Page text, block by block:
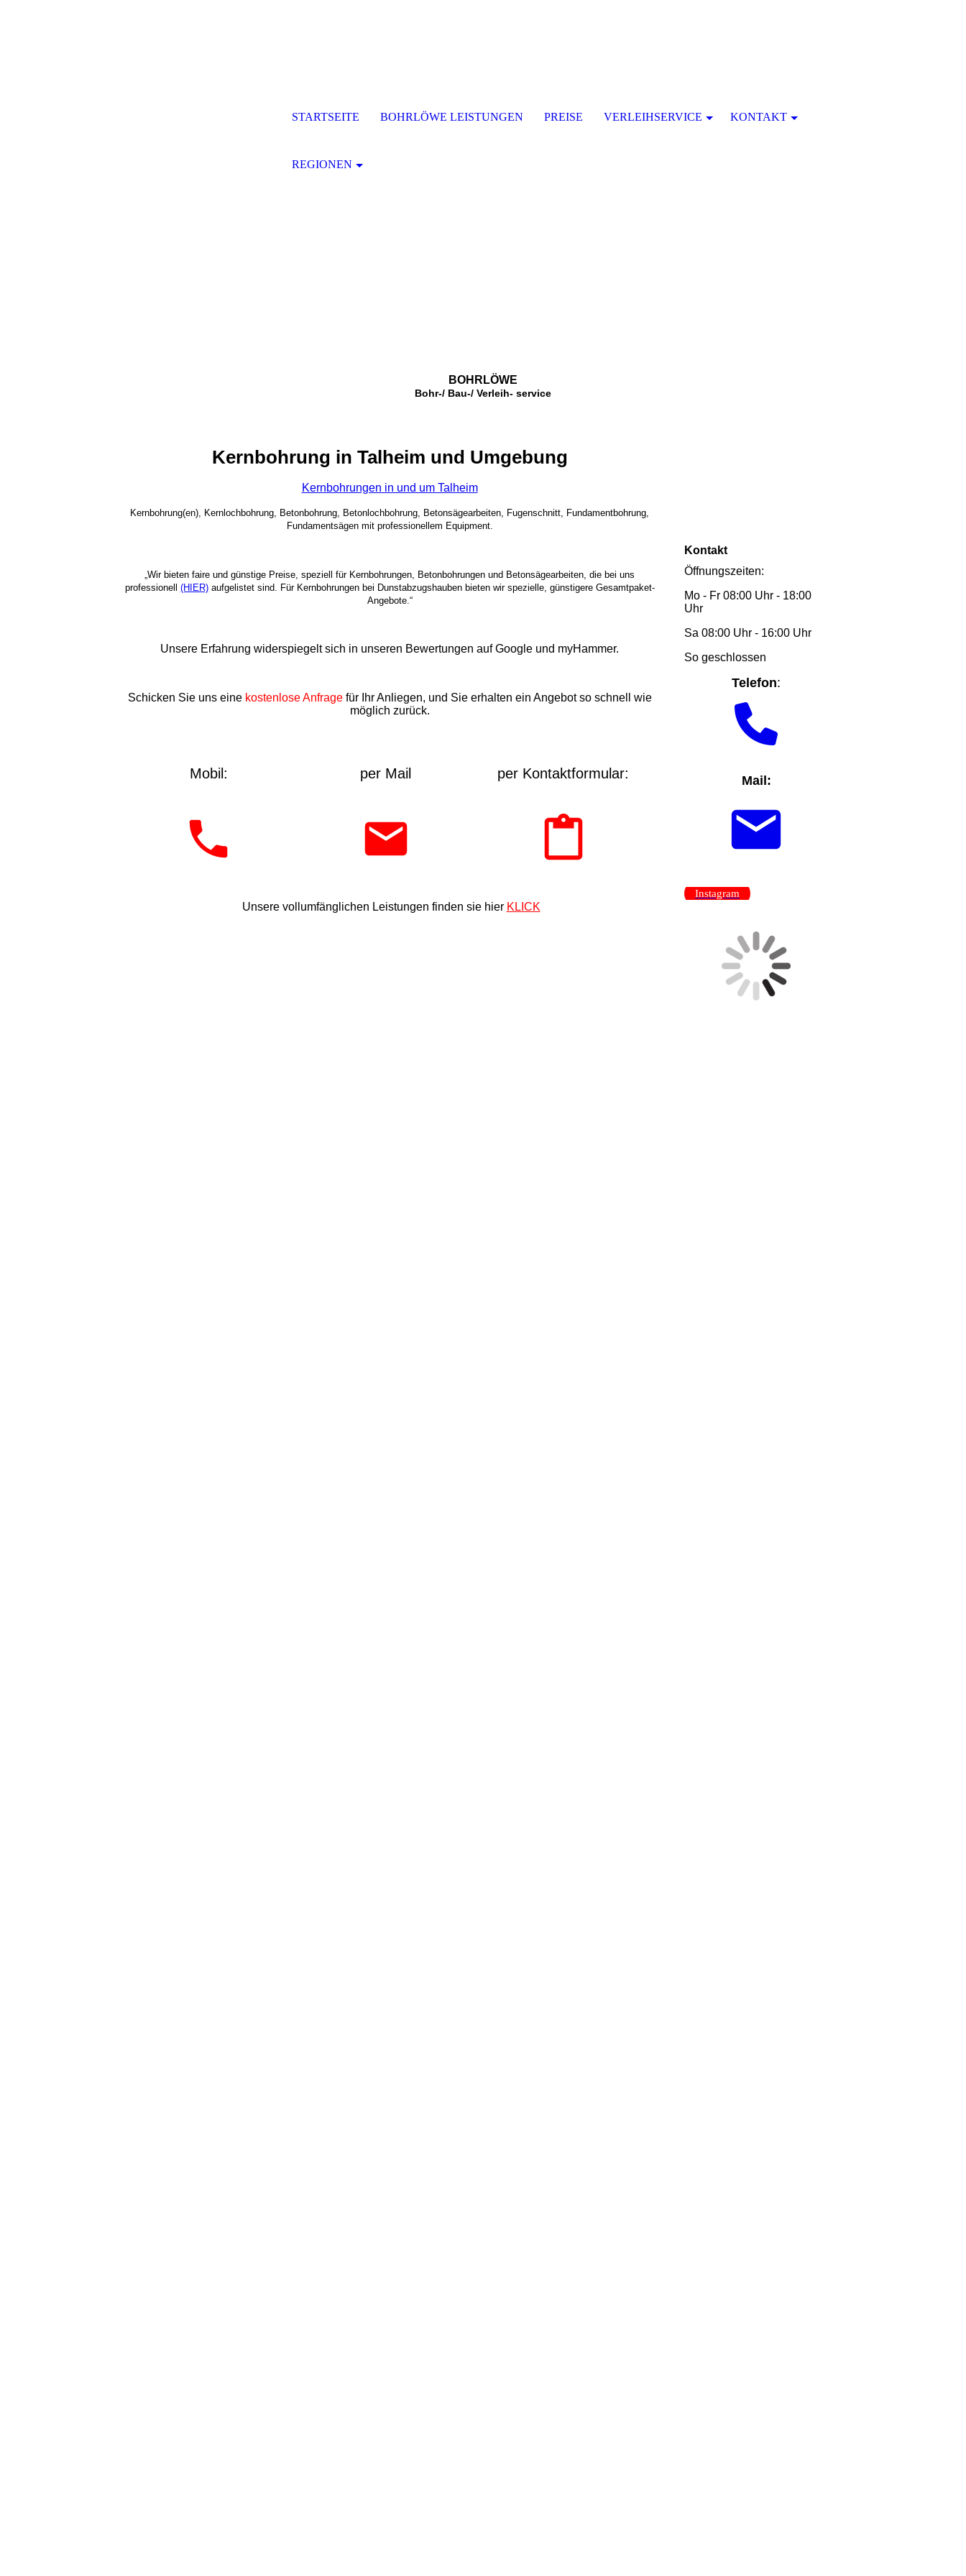
BOHRLÖWE
Bohr-/ Bau-/ Verleih- service
Kernbohrung in Talheim und Umgebung
Kernbohrungen in und um Talheim
Kernbohrung(en), Kernlochbohrung, Betonbohrung, Betonlochbohrung, Betonsägearbeiten, Fugenschnitt, Fundamentbohrung,
Fundamentsägen mit professionellem Equipment.
„Wir bieten faire und günstige Preise, speziell für Kernbohrungen, Betonbohrungen und Betonsägearbeiten, die bei uns
professionell (HIER)aufgelistet sind. Für Kernbohrungen bei Dunstabzugshauben bieten wir spezielle, günstigere Gesamtpaket-
Angebote.“
Unsere Erfahrung widerspiegelt sich in unseren Bewertungen auf Google und myHammer.
Schicken Sie uns eine kostenlose Anfragefür Ihr Anliegen, und Sie erhalten ein Angebot so schnell wie
möglich zurück.
Mobil: per Mail per Kontaktformular:
Unsere vollumfänglichen Leistungen finden sie hier KLICK
Kontakt
Öffnungszeiten:
Mo - Fr 08:00 Uhr - 18:00
Uhr
Sa 08:00 Uhr - 16:00 Uhr
So geschlossen
Telefon:
Mail:
Instagram
STARTSEITE BOHRLÖWE LEISTUNGEN PREISE VERLEIHSERVICE KONTAKT
REGIONEN